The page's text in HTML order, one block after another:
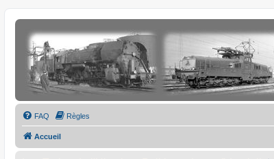
FAQ Règles
Accueil